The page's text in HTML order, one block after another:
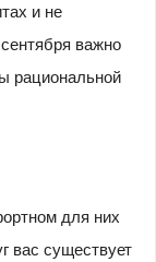
и не
важно
рациональной
для них
вас существует